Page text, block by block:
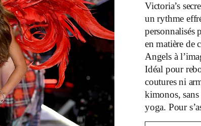
Victoria’s
un rythme
personnalisés
en matière de
Angels à
Idéal pour
coutures ni
kimonos, sans
yoga. Pour